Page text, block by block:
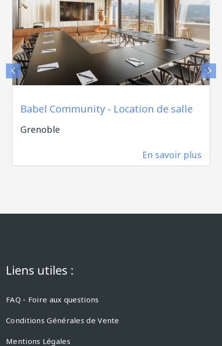
Babel Community - Location de salle
Grenoble
En savoir plus
Liens utiles :
FAQ - Foire aux questions
Conditions Générales de Vente
Mentions Légales